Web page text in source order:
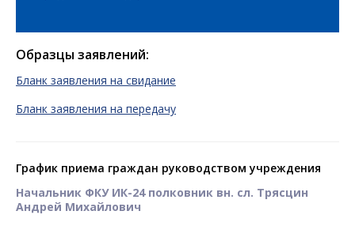
Образцы заявлений:
Бланк заявления на свидание
Бланк заявления на передачу
График приема граждан руководством учреждения
Начальник ФКУ ИК-24 полковник вн. сл. Трясцин
Андрей Михайлович